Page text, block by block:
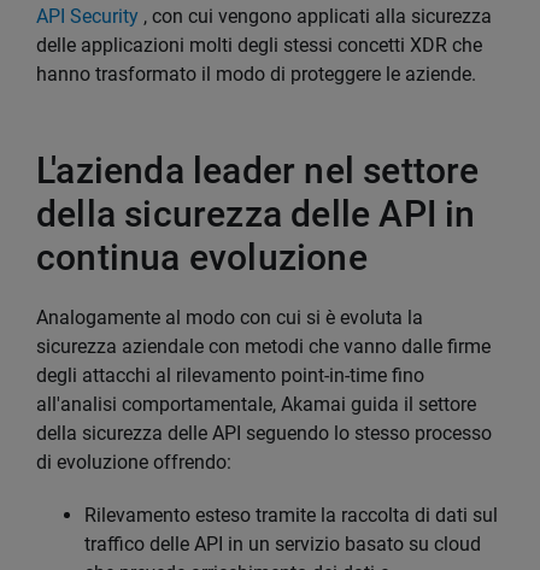
API Security , con cui vengono applicati alla sicurezza
delle applicazioni molti degli stessi concetti XDR che
hanno trasformato il modo di proteggere le aziende.
L'azienda leader nel settore
della sicurezza delle API in
continua evoluzione
Analogamente al modo con cui si è evoluta la
sicurezza aziendale con metodi che vanno dalle firme
degli attacchi al rilevamento point-in-time fino
all'analisi comportamentale, Akamai guida il settore
della sicurezza delle API seguendo lo stesso processo
di evoluzione offrendo:
Rilevamento esteso tramite la raccolta di dati sul
traffico delle API in un servizio basato su cloud